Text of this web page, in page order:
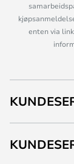
enten via